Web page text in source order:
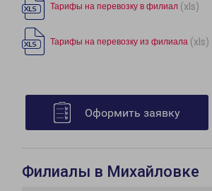
Тарифы на перевозку в филиал (xls)
Тарифы на перевозку из филиала (xls)
Оформить заявку
Филиалы в Михайловке